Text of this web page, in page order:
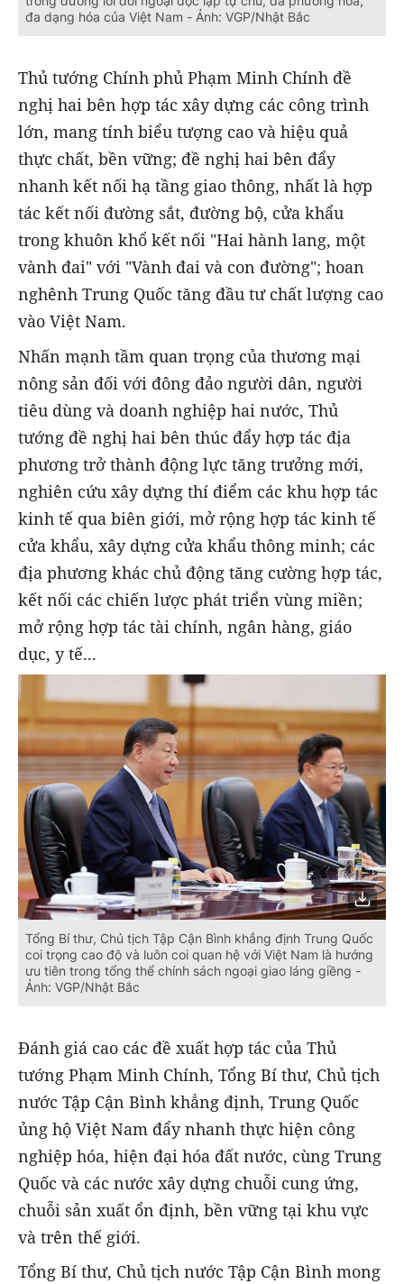
đa dạng hóa của Việt Nam - Ảnh: VGP/Nhật Bắc
Thủ tướng Chính phủ Phạm Minh Chính đề
nghị hai bên hợp tác xây dựng các công trình
lớn, mang tính biểu tượng cao và hiệu quả
thực chất, bền vững; đề nghị hai bên đẩy
nhanh kết nối hạ tầng giao thông, nhất là hợp
tác kết nối đường sắt, đường bộ, cửa khẩu
trong khuôn khổ kết nối "Hai hành lang, một
vành đai" với "Vành đai và con đường"; hoan
nghênh Trung Quốc tăng đầu tư chất lượng cao
vào Việt Nam.
Nhấn mạnh tầm quan trọng của thương mại
nông sản đối với đông đảo người dân, người
tiêu dùng và doanh nghiệp hai nước, Thủ
tướng đề nghị hai bên thúc đẩy hợp tác địa
phương trở thành động lực tăng trưởng mới,
nghiên cứu xây dựng thí điểm các khu hợp tác
kinh tế qua biên giới, mở rộng hợp tác kinh tế
cửa khẩu, xây dựng cửa khẩu thông minh; các
địa phương khác chủ động tăng cường hợp tác,
kết nối các chiến lược phát triển vùng miền;
mở rộng hợp tác tài chính, ngân hàng, giáo
dục, y tế...
Tổng Bí thư, Chủ tịch Tập Cận Bình khẳng định Trung Quốc
coi trọng cao độ và luôn coi quan hệ với Việt Nam là hướng
ưu tiên trong tổng thể chính sách ngoại giao láng giềng -
Ảnh: VGP/Nhật Bắc
Đánh giá cao các đề xuất hợp tác của Thủ
tướng Phạm Minh Chính, Tổng Bí thư, Chủ tịch
nước Tập Cận Bình khẳng định, Trung Quốc
ủng hộ Việt Nam đẩy nhanh thực hiện công
nghiệp hóa, hiện đại hóa đất nước, cùng Trung
Quốc và các nước xây dựng chuỗi cung ứng,
chuỗi sản xuất ổn định, bền vững tại khu vực
và trên thế giới.
Tổng Bí thư, Chủ tịch nước Tập Cận Bình mong